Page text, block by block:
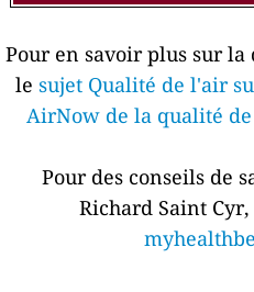
Pour en savoir plus sur
le sujet Qualité de l'air
AirNow de la qualité
Pour des conseils de
Richard Saint